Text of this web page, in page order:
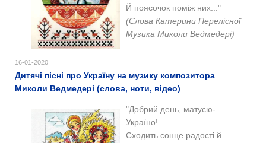
Й поясочок поміж них..."
(Слова Катерини Перелісної
Музика Миколи Ведмедері)
16-01-2020
Дитячі пісні про Україну на музику композитора
Миколи Ведмедері (слова, ноти, відео)
"Добрий день, матусю-
Україно!
Сходить сонце радості й